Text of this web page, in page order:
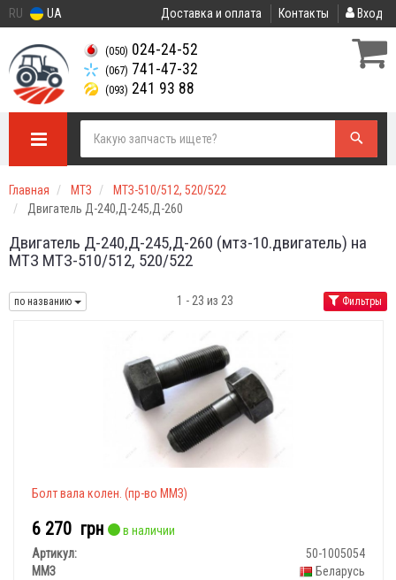
RU UA Доставка и оплата Контакты Вход
(050) 024-24-52
(067) 741-47-32
(093) 241 93 88
Главная МТЗ
МТЗ-510/512, 520/522
Двигатель Д-240,Д-245,Д-260
Двигатель Д-240,Д-245,Д-260 (мтз-10.двигатель) на
МТЗ МТЗ-510/512, 520/522
по названию 1 - 23 из 23 Фильтры
Болт вала колен. (пр-во ММЗ)
6 270 грн
в наличии
Артикул:
50-1005054
ММЗ
Беларусь